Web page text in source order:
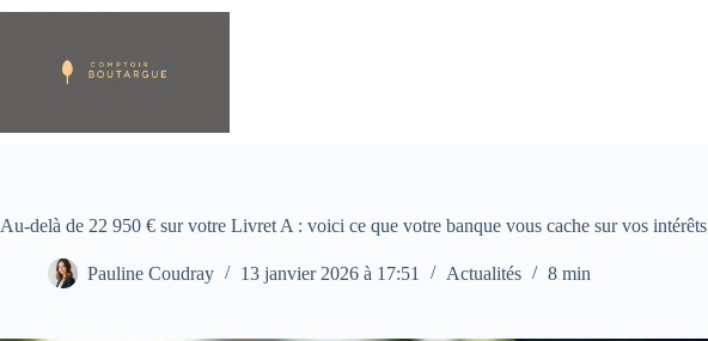
Passer
Au-delà de 22 950 € sur votre Livret A : voici ce que votre banque vous cache sur vos intérêts
Pauline Coudray 13 janvier 2026 à 17:51 Actualités 8 min